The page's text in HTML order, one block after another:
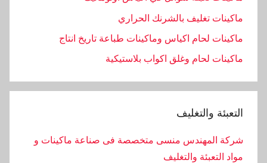
ماكينات تغليف بالشرنك الحراري
ماكينات لحام اكياس وماكينات طباعة تاريخ انتاج
ماكينات لحام وغلق اكواب بلاستيكية
التعبئة والتغليف
شركة المهندس منسى متخصصة فى صناعة ماكينات و
مواد التعبئة والتغليف